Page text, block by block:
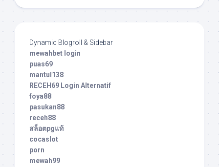
Dynamic Blogroll & Sidebar
mewahbet login
puas69
mantul138
RECEH69 Login Alternatif
foya88
pasukan88
receh88
สล็อตpgแท้
cocaslot
porn
mewah99